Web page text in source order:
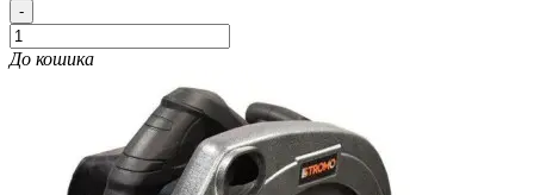
-
До кошика